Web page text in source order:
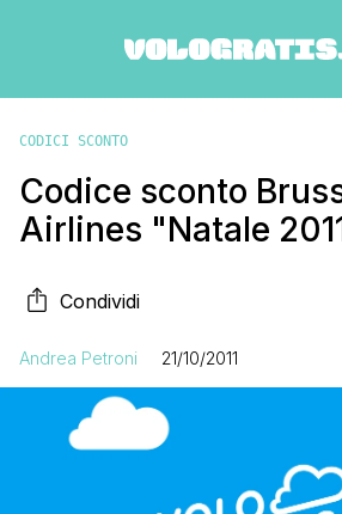
CODICI SCONTO
Codice sconto
Airlines "Natale
Condividi
Andrea Petroni 21/10/2011